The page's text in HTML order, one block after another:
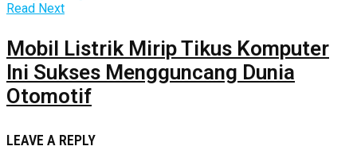
Read Next
Mobil Listrik Mirip Tikus Komputer
Ini Sukses Mengguncang Dunia
Otomotif
LEAVE A REPLY